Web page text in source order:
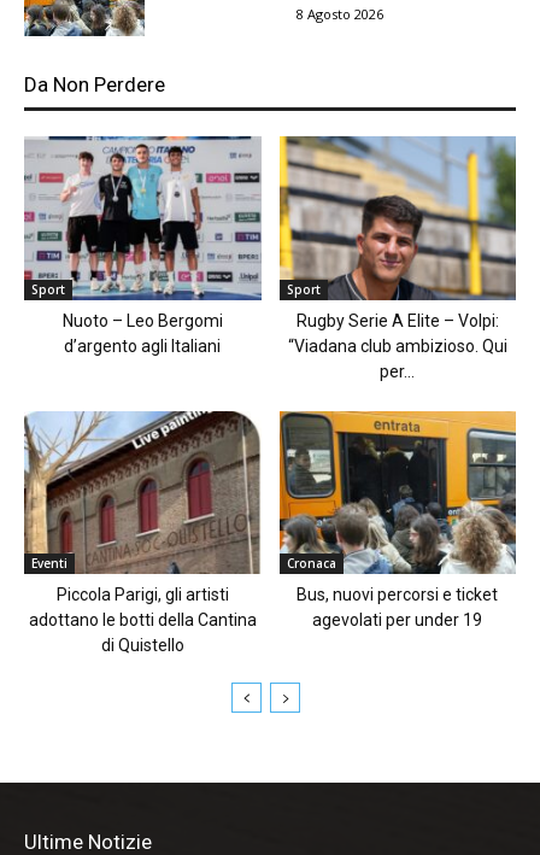
8 Agosto 2026
Da Non Perdere
Sport
Nuoto – Leo Bergomi
d’argento agli Italiani
Sport
Rugby Serie A Elite – Volpi:
“Viadana club ambizioso. Qui
per...
Eventi
Piccola Parigi, gli artisti
adottano le botti della Cantina
di Quistello
Cronaca
Bus, nuovi percorsi e ticket
agevolati per under 19
Ultime Notizie